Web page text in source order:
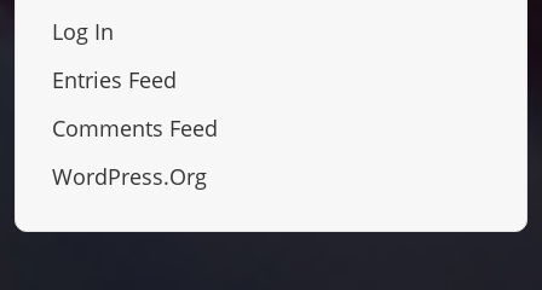
Log In
Entries Feed
Comments Feed
WordPress.org